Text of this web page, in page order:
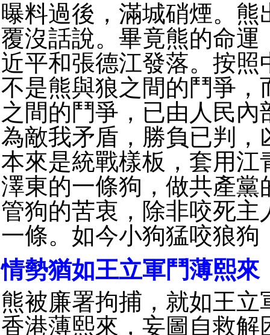
曝料過後，滿城硝煙。熊
覆沒話說。畢竟熊的命運
近平和張德江發落。按照
不是熊與狼之間的鬥爭，
之間的鬥爭，已由人民內
為敵我矛盾，勝負已判，
本來是統戰樣板，套用江
澤東的一條狗，做共產黨
管狗的苦衷，除非咬死主
一條。如今小狗猛咬狼狗
情勢猶如王立軍鬥薄熙來
熊被廉署拘捕，就如王立
香港薄熙來，妄圖自救解